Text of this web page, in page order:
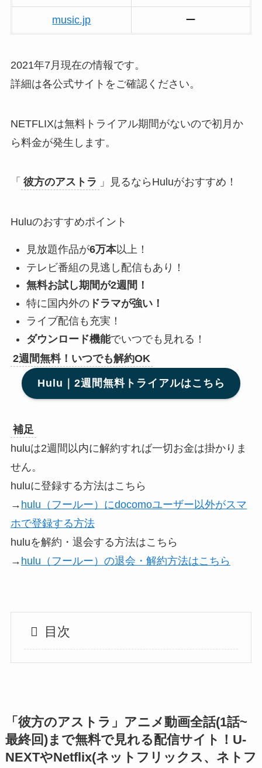
music.jp ー
2021年7月現在の情報です。
詳細は各公式サイトをご確認ください。
NETFLIXは無料トライアル期間がないので初月か
ら料金が発生します。
「 彼方のアストラ 」見るならHuluがおすすめ！
Huluのおすすめポイント
見放題作品が6万本以上！
テレビ番組の見逃し配信もあり！
無料お試し期間が2週間！
特に国内外のドラマが強い！
ライブ配信も充実！
ダウンロード機能でいつでも見れる！
2週間無料！いつでも解約OK
Hulu｜2週間無料トライアルはこちら
補足
huluは2週間以内に解約すれば一切お金は掛かりま
せん。
huluに登録する方法はこちら
→ hulu（フールー）にdocomoユーザー以外がスマ
ホで登録する方法
huluを解約・退会する方法はこちら
→ hulu（フールー）の退会・解約方法はこちら
目次
「彼方のアストラ」アニメ動画全話(1話~
最終回)まで無料で見れる配信サイト！U-
NEXTやNetflix(ネットフリックス、ネトフ